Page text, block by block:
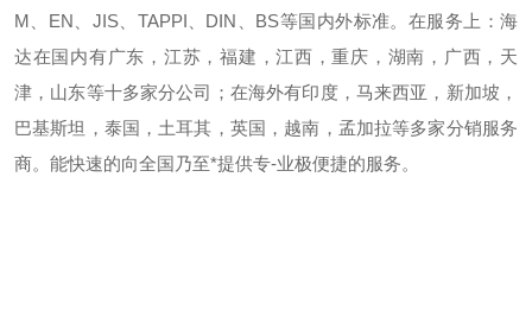
M、EN、JIS、TAPPI、DIN、BS等国内外标准。在服务上：海
达在国内有广东，江苏，福建，江西，重庆，湖南，广西，天
津，山东等十多家分公司；在海外有印度，马来西亚，新加坡，
巴基斯坦，泰国，土耳其，英国，越南，孟加拉等多家分销服务
商。能快速的向全国乃至*提供专-业极便捷的服务。